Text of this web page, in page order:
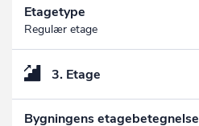
Etagetype
Regulær etage
3. Etage
Bygningens etagebetegnelse